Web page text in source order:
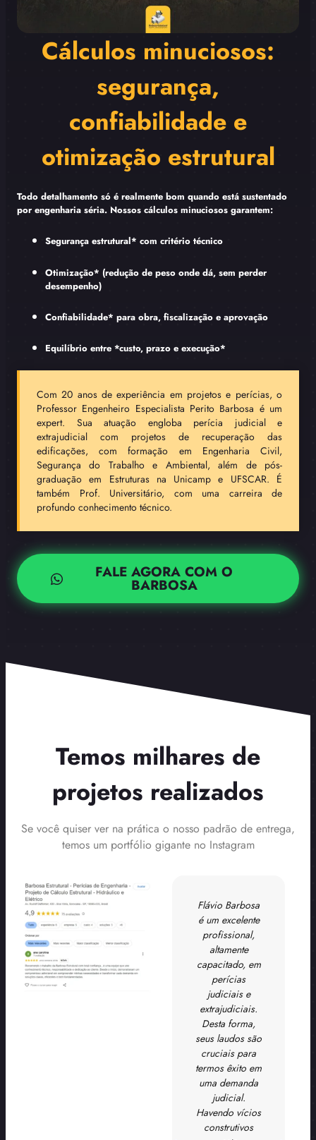
Cálculos minuciosos:
segurança,
confiabilidade e
otimização estrutural
Todo detalhamento só é realmente bom quando está sustentado
por engenharia séria. Nossos cálculos minuciosos garantem:
Segurança estrutural* com critério técnico
Otimização* (redução de peso onde dá, sem perder
desempenho)
Confiabilidade* para obra, fiscalização e aprovação
Equilíbrio entre *custo, prazo e execução*
Com 20 anos de experiência em projetos e perícias, o
Professor Engenheiro Especialista Perito Barbosa é um
expert. Sua atuação engloba perícia judicial e
extrajudicial com projetos de recuperação das
edificações, com formação em Engenharia Civil,
Segurança do Trabalho e Ambiental, além de pós-
graduação em Estruturas na Unicamp e UFSCAR. É
também Prof. Universitário, com uma carreira de
profundo conhecimento técnico.
FALE AGORA COM O
BARBOSA
Temos milhares de
projetos realizados
Se você quiser ver na prática o nosso padrão de entrega,
temos um portfólio gigante no Instagram
Gostei da
facilidade para
visitas. O
atendimento
Flávio Barbosa
é um excelente
profissional,
altamente
capacitado, em
perícias
judiciais e
extrajudiciais.
Desta forma,
seus laudos são
cruciais para
termos êxito em
uma demanda
judicial.
Havendo vícios
construtivos